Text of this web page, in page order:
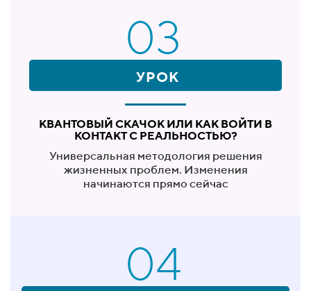
03
УРОК
КВАНТОВЫЙ СКАЧОК ИЛИ КАК ВОЙТИ В
КОНТАКТ С РЕАЛЬНОСТЬЮ?
Универсальная методология решения
жизненных проблем. Изменения
начинаются прямо сейчас
04